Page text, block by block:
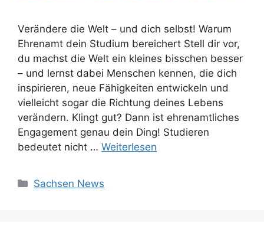
Verändere die Welt – und dich selbst! Warum
Ehrenamt dein Studium bereichert Stell dir vor,
du machst die Welt ein kleines bisschen besser
– und lernst dabei Menschen kennen, die dich
inspirieren, neue Fähigkeiten entwickeln und
vielleicht sogar die Richtung deines Lebens
verändern. Klingt gut? Dann ist ehrenamtliches
Engagement genau dein Ding! Studieren
bedeutet nicht … Weiterlesen
Kategorien
Sachsen News